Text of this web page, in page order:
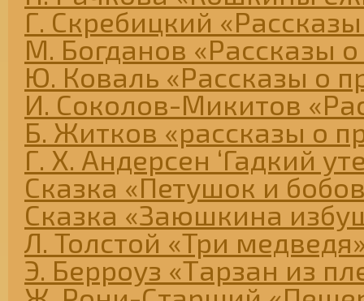
Г. Скребицкий
М. Богданов «Рассказы
Ю. Коваль «Рассказы о
И. Соколов-Микитов
Б. Житков «рассказы о
Г. Х. Андерсен ‘Гадкий
Сказка «Петушок и
Сказка «Заюшкина
Л. Толстой «Три
Э. Берроуз «Тарзан из